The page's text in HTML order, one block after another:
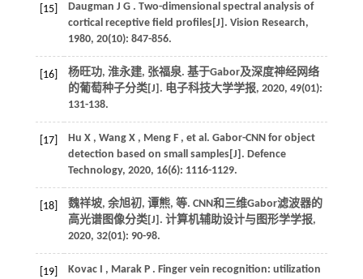
[15] Daugman J G . Two-dimensional spectral analysis of
cortical receptive field profiles[J]. Vision Research,
1980, 20(10): 847-856.
[16]
杨旺功, 淮永建, 张福泉. 基于Gabor及深度神经网络
的葡萄种子分类[J]. 电子科技大学学报, 2020, 49(01):
131-138.
[17] Hu X , Wang X , Meng F , et al. Gabor-CNN for object
detection based on small samples[J]. Defence
Technology, 2020, 16(6): 1116-1129.
[18] 魏祥坡, 余旭初, 谭熊, 等. CNN和三维Gabor滤波器的
高光谱图像分类[J]. 计算机辅助设计与图形学学报,
2020, 32(01): 90-98.
[19] Kovac I , Marak P . Finger vein recognition: utilization